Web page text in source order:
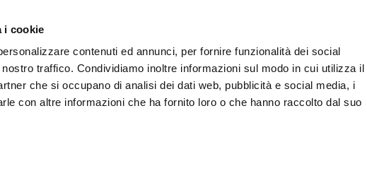
i cookie
contenuti ed annunci, per fornire funzionalità dei social
traffico. Condividiamo inoltre informazioni sul modo in cui utilizza il
che si occupano di analisi dei dati web, pubblicità e social media, i
con altre informazioni che ha fornito loro o che hanno raccolto dal suo
LA FONDAZIONE ATTIVITÀ RISORSE LIGHTHOUSE FARMS
de Leonardis